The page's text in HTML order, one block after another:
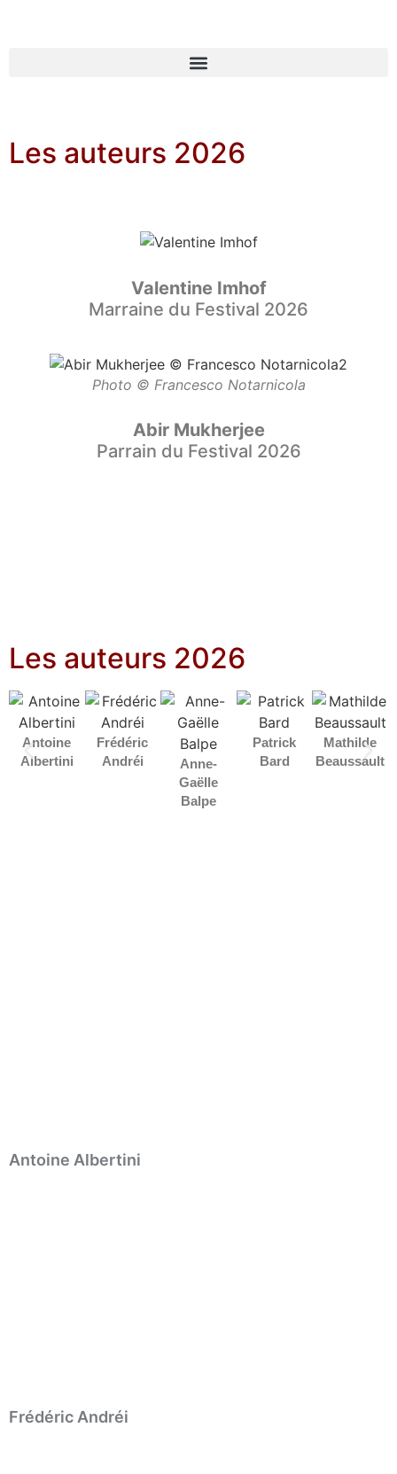
Les auteurs 2026
Valentine Imhof
Marraine du Festival 2026
Photo © Francesco Notarnicola
Abir Mukherjee
Parrain du Festival 2026
Les auteurs 2026
Antoine
Albertini
Frédéric
Andréi
Anne-
Gaëlle
Balpe
Patrick
Bard
Mathilde
Beaussault
Antoine Albertini
Frédéric Andréi